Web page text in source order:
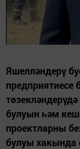
Яшелләндерү
булуын һәм
проектларны
булуы хакында